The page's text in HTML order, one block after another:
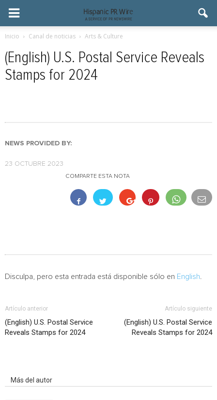
Inicio Canal de noticias Arts & Culture
(English) U.S. Postal Service Reveals
Stamps for 2024
NEWS PROVIDED BY:
23 OCTUBRE 2023
COMPARTE ESTA NOTA
Disculpa, pero esta entrada está disponible sólo en English
Artículo anterior
(English) U.S. Postal Service
Reveals Stamps for 2024
Artículo siguiente
(English) U.S. Postal Service
Reveals Stamps for 2024
Más del autor